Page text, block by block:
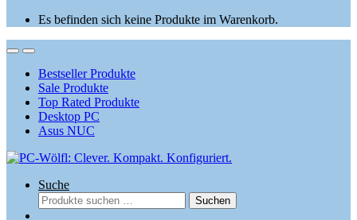
Es befinden sich keine Produkte im Warenkorb.
OpenClose
Bestseller Produkte
Sale Produkte
Top Rated Produkte
Desktop PC
Asus NUC
Suche
Suchen
nach:
Suchen